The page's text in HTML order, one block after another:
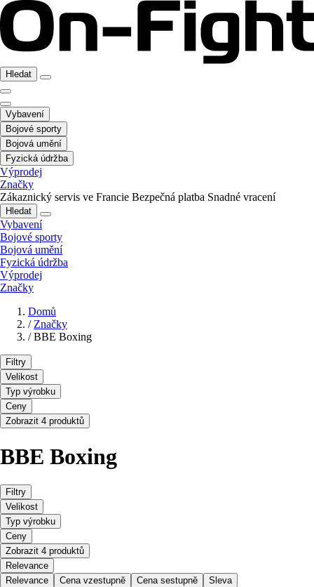
Hledat
Vybavení
Bojové sporty
Bojová umění
Fyzická údržba
Výprodej
Značky
Zákaznický servis ve Francie Bezpečná platba Snadné vracení
Hledat
Vybavení
Bojové sporty
Bojová umění
Fyzická údržba
Výprodej
Značky
Domů
/ Značky
/ BBE Boxing
Filtry
Velikost
Typ výrobku
Ceny
Zobrazit 4 produktů
BBE Boxing
Filtry
Velikost
Typ výrobku
Ceny
Zobrazit 4 produktů
Relevance
Relevance
Cena vzestupně Cena sestupně Sleva